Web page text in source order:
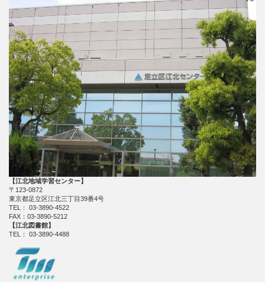
【江北地域学習センター】
〒123-0872
東京都足立区江北三丁目39番4号
TEL： 03-3890-4522
FAX：03-3890-5212
【江北図書館】
TEL： 03-3890-4488